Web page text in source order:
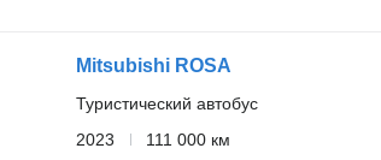
Mitsubishi ROSA
Туристический автобус
2023
111 000 км